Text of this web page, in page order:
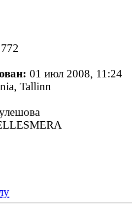
772
01 июл 2008, 11:24
Tallinn